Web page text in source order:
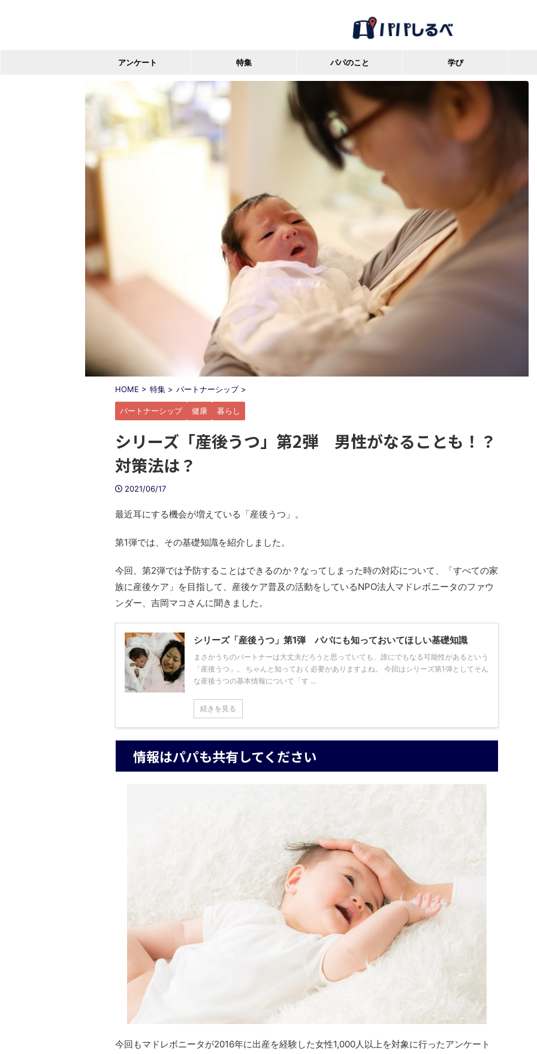
アンケート 特集 パパのこと 学び
HOME > 特集 > パートナーシップ >
パートナーシップ 健康 暮らし
シリーズ「産後うつ」第2弾 男性がなることも！？
対策法は？
2021/06/17
最近耳にする機会が増えている「産後うつ」。
第1弾では、その基礎知識を紹介しました。
今回、第2弾では予防することはできるのか？なってしまった時の対応について、「すべての家
族に産後ケア」を目指して、産後ケア普及の活動をしているNPO法人マドレボニータのファウ
ンダー、吉岡マコさんに聞きました。
シリーズ「産後うつ」第1弾 パパにも知っておいてほしい基礎知識
まさかうちのパートナーは大丈夫だろうと思っていても、誰にでもなる可能性があるという
「産後うつ」。 ちゃんと知っておく必要がありますよね。 今回はシリーズ第1弾としてそん
な産後うつの基本情報について「す ...
続きを見る
情報はパパも共有してください
今回もマドレボニータが2016年に出産を経験した女性1,000人以上を対象に行ったアンケート